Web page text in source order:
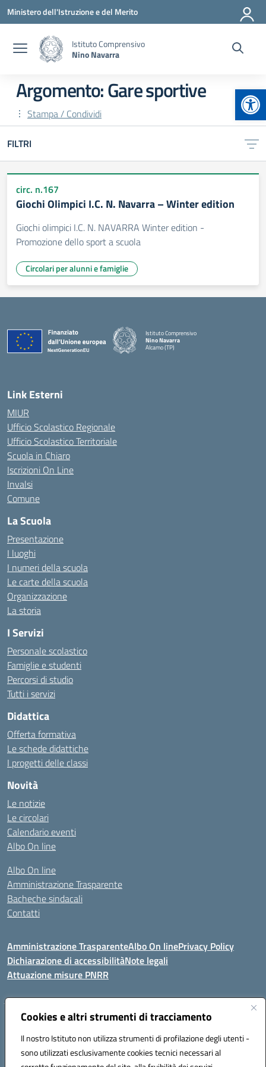
Cookies e altri strumenti di tracciamento
Il nostro Istituto non utilizza strumenti di profilazione degli utenti -
sono utilizzati esclusivamente cookies tecnici necessari al
Vai ai contenuti
Vai al menu di navigazione
Vai al footer
Ministero dell'Istruzione e del Merito
Istituto Comprensivo
Nino Navarra
Argomento: Gare sportive
Stampa / Condividi
FILTRI
circ. n.167
Giochi Olimpici I.C. N. Navarra – Winter edition
Giochi olimpici I.C. N. NAVARRA Winter edition -
Promozione dello sport a scuola
Circolari per alunni e famiglie
Istituto Comprensivo
Nino Navarra
Alcamo (TP)
Link Esterni
MIUR
Ufficio Scolastico Regionale
Ufficio Scolastico Territoriale
Scuola in Chiaro
Iscrizioni On Line
Invalsi
Comune
La Scuola
Presentazione
I luoghi
I numeri della scuola
Le carte della scuola
Organizzazione
La storia
I Servizi
Personale scolastico
Famiglie e studenti
Percorsi di studio
Tutti i servizi
Didattica
Offerta formativa
Le schede didattiche
I progetti delle classi
Novità
Le notizie
Le circolari
Calendario eventi
Albo On line
Albo On line
Amministrazione Trasparente
Bacheche sindacali
Contatti
Amministrazione TrasparenteAlbo On linePrivacy Policy
Dichiarazione di accessibilitàNote legali
Attuazione misure PNRR
VIA KENNEDY, 1 91011 ALCAMO (TP)
Mail: TPIC81000X@istruzione.it PEC: TPIC81000X@pec.istruzione.it
Codice meccanografico: TPIC81000X